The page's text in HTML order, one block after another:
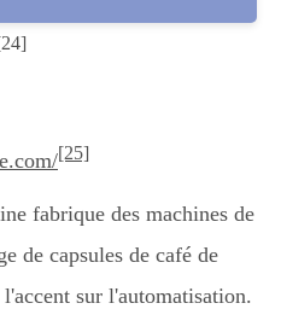
[25]
fabrique des machines de
de capsules de café de
sur l'automatisation.